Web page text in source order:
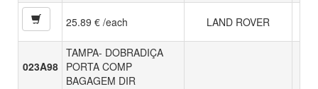
25.89 € /each LAND ROVER
023A98
TAMPA- DOBRADIÇA
PORTA COMP
BAGAGEM DIR